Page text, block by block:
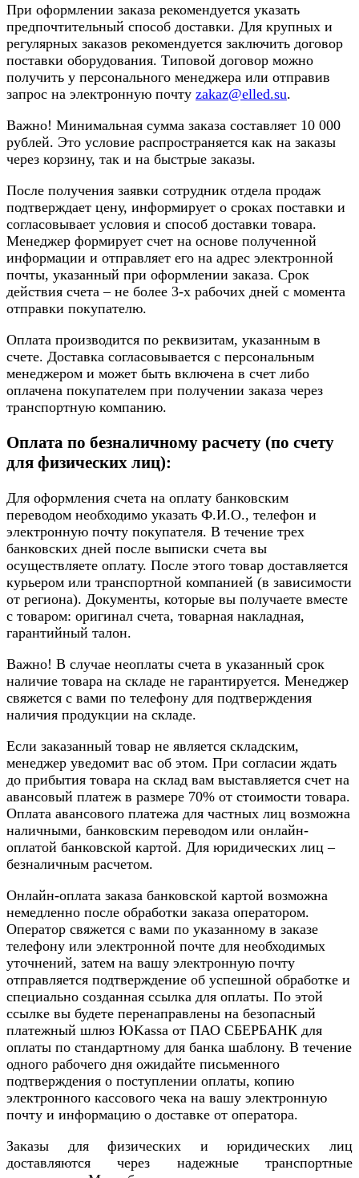
При оформлении заказа рекомендуется указать
предпочтительный способ доставки. Для крупных и
регулярных заказов рекомендуется заключить договор
поставки оборудования. Типовой договор можно
получить у персонального менеджера или отправив
запрос на электронную почту zakaz@elled.su.
Важно! Минимальная сумма заказа составляет 10 000
рублей. Это условие распространяется как на заказы
через корзину, так и на быстрые заказы.
После получения заявки сотрудник отдела продаж
подтверждает цену, информирует о сроках поставки и
согласовывает условия и способ доставки товара.
Менеджер формирует счет на основе полученной
информации и отправляет его на адрес электронной
почты, указанный при оформлении заказа. Срок
действия счета – не более 3-х рабочих дней с момента
отправки покупателю.
Оплата производится по реквизитам, указанным в
счете. Доставка согласовывается с персональным
менеджером и может быть включена в счет либо
оплачена покупателем при получении заказа через
транспортную компанию.
Оплата по безналичному расчету (по счету
для физических лиц):
Для оформления счета на оплату банковским
переводом необходимо указать Ф.И.О., телефон и
электронную почту покупателя. В течение трех
банковских дней после выписки счета вы
осуществляете оплату. После этого товар доставляется
курьером или транспортной компанией (в зависимости
от региона). Документы, которые вы получаете вместе
с товаром: оригинал счета, товарная накладная,
гарантийный талон.
Важно! В случае неоплаты счета в указанный срок
наличие товара на складе не гарантируется. Менеджер
свяжется с вами по телефону для подтверждения
наличия продукции на складе.
Если заказанный товар не является складским,
менеджер уведомит вас об этом. При согласии ждать
до прибытия товара на склад вам выставляется счет на
авансовый платеж в размере 70% от стоимости товара.
Оплата авансового платежа для частных лиц возможна
наличными, банковским переводом или онлайн-
оплатой банковской картой. Для юридических лиц –
безналичным расчетом.
Онлайн-оплата заказа банковской картой возможна
немедленно после обработки заказа оператором.
Оператор свяжется с вами по указанному в заказе
телефону или электронной почте для необходимых
уточнений, затем на вашу электронную почту
отправляется подтверждение об успешной обработке и
специально созданная ссылка для оплаты. По этой
ссылке вы будете перенаправлены на безопасный
платежный шлюз ЮKassa от ПАО СБЕРБАНК для
оплаты по стандартному для банка шаблону. В течение
одного рабочего дня ожидайте письменного
подтверждения о поступлении оплаты, копию
электронного кассового чека на вашу электронную
почту и информацию о доставке от оператора.
Заказы для физических и юридических лиц
доставляются через надежные транспортные